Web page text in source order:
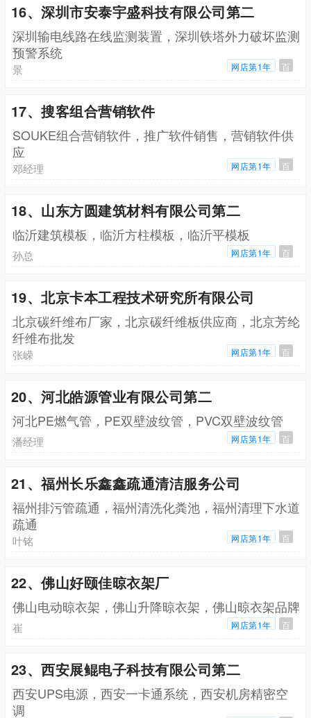
16、深圳市安泰宇盛科技有限公司第二
深圳输电线路在线监测装置，深圳铁塔外力破坏监测
预警系统
景 网店第1年 百
17、搜客组合营销软件
SOUKE组合营销软件，推广软件销售，营销软件供
应
邓经理 网店第1年 百
18、山东方圆建筑材料有限公司第二
临沂建筑模板，临沂方柱模板，临沂平模板
孙总 网店第1年 百
19、北京卡本工程技术研究所有限公司
北京碳纤维布厂家，北京碳纤维板供应商，北京芳纶
纤维布批发
张嵘 网店第1年 百
20、河北皓源管业有限公司第二
河北PE燃气管，PE双壁波纹管，PVC双壁波纹管
潘经理 网店第1年 百
21、福州长乐鑫鑫疏通清洁服务公司
福州排污管疏通，福州清洗化粪池，福州清理下水道
疏通
叶铭 网店第1年 百
22、佛山好颐佳晾衣架厂
佛山电动晾衣架，佛山升降晾衣架，佛山晾衣架品牌
崔 网店第1年 百
23、西安展鲲电子科技有限公司第二
西安UPS电源，西安一卡通系统，西安机房精密空
调